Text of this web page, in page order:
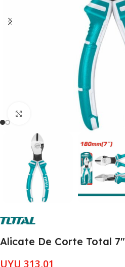
Clic para ampliar
Alicate De Corte Total 7″
UYU 313,01